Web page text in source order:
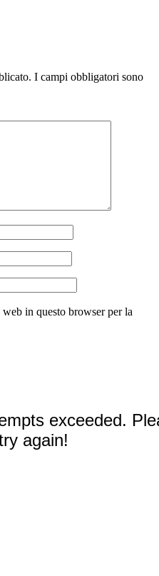
I campi obbligatori sono
in questo browser per la